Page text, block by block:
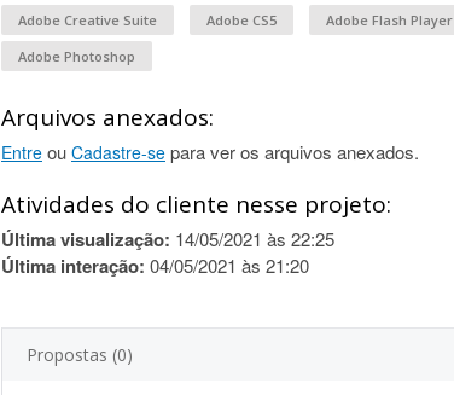
Adobe Creative Suite Adobe CS5 Adobe Flash Player
Adobe Photoshop
Arquivos anexados:
Entre ou Cadastre-se para ver os arquivos anexados.
Atividades do cliente nesse projeto:
Última visualização: 14/05/2021 às 22:25
Última interação: 04/05/2021 às 21:20
Propostas (0)